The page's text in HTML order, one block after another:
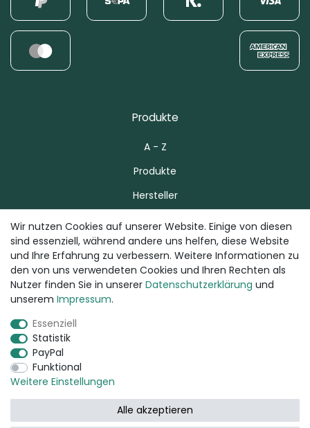
Produkte
A - Z
Produkte
Hersteller
Über uns
Zahlung & Versand
Datenschutzerklärung
Wir nutzen Cookies auf unserer Website. Einige von diesen
sind essenziell, während andere uns helfen, diese Website
und Ihre Erfahrung zu verbessern. Weitere Informationen zu
den von uns verwendeten Cookies und Ihren Rechten als
Nutzer finden Sie in unserer Daten­schutz­erklärung und
unserem Impressum.
Essenziell
Statistik
PayPal
Funktional
Weitere Einstellungen
Alle akzeptieren